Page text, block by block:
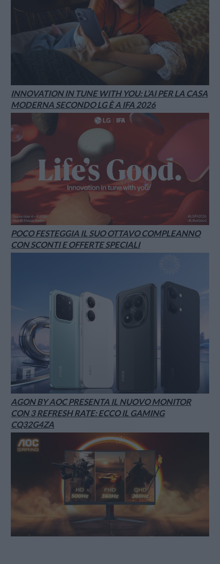
INNOVATION IN TUNE WITH YOU: L’AI PER LA CASA
MODERNA SECONDO LG È A IFA 2026
POCO FESTEGGIA IL SUO OTTAVO COMPLEANNO
CON SCONTI E OFFERTE SPECIALI
AGON BY AOC PRESENTA IL NUOVO MONITOR
CON 3 REFRESH RATE: ECCO IL GAMING
CQ32G4ZA